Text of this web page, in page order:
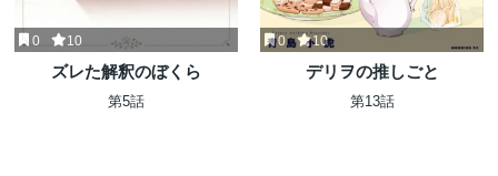
0 10
ズレた解釈のぼくら
第5話
0 10
デリヲの推しごと
第13話